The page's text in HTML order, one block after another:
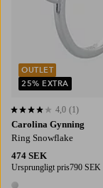
Carolina Gynning
Ring Snowflake
474 SEK
Ursprungligt pris790 SEK
4,0 baserat på 1 st betyg
4,0 (1)
OUTLET
25% EXTRA